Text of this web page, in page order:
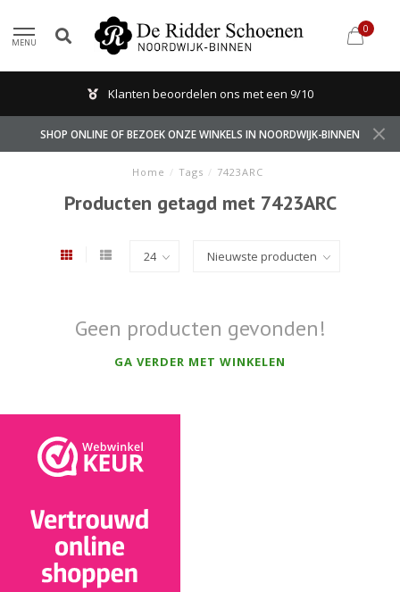
MENU
0
Klanten beoordelen ons met een 9/10
SHOP ONLINE OF BEZOEK ONZE WINKELS IN NOORDWIJK-BINNEN
Home / Tags / 7423ARC
Producten getagd met 7423ARC
Geen producten gevonden!
GA VERDER MET WINKELEN